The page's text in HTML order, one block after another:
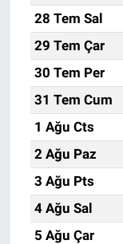
28 Tem Sal
29 Tem Çar
30 Tem Per
31 Tem Cum
1 Ağu Cts
2 Ağu Paz
3 Ağu Pts
4 Ağu Sal
5 Ağu Çar